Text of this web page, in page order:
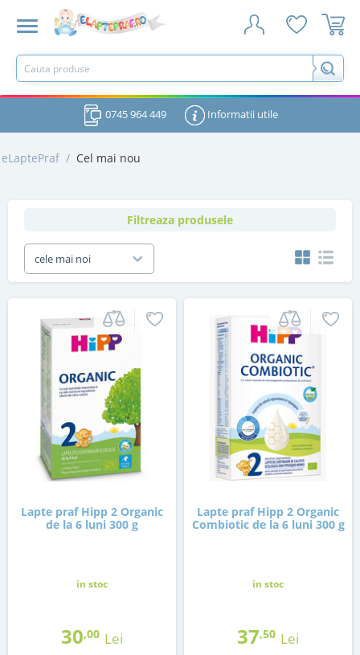
0745 964 449 Informatii utile
eLaptePraf / Cel mai nou
Filtreaza produsele
cele mai noi
Lapte praf Hipp 2 Organic
de la 6 luni 300 g
in stoc
30,00 Lei
Lapte praf Hipp 2 Organic
Combiotic de la 6 luni 300 g
in stoc
37,50 Lei